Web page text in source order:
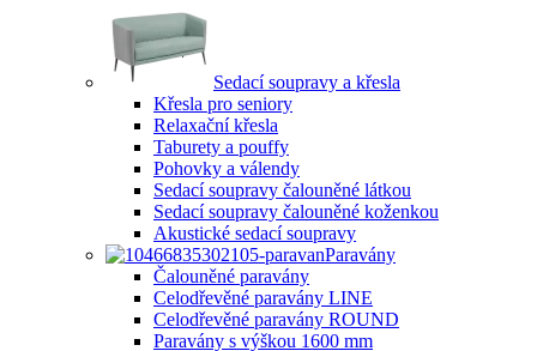
Sedací soupravy a křesla
Křesla pro seniory
Relaxační křesla
Taburety a pouffy
Pohovky a válendy
Sedací soupravy čalouněné látkou
Sedací soupravy čalouněné koženkou
Akustické sedací soupravy
Paravány
Čalouněné paravány
Celodřevěné paravány LINE
Celodřevěné paravány ROUND
Paravány s výškou 1600 mm